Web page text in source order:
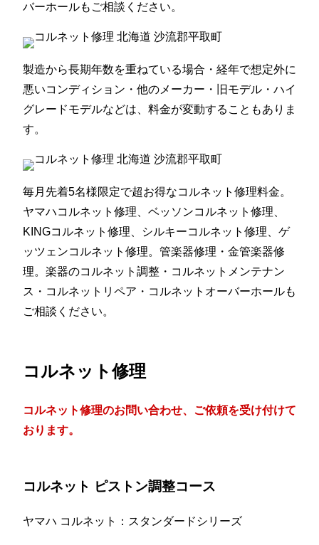
バーホールもご相談ください。
製造から長期年数を重ねている場合・経年で想定外に
悪いコンディション・他のメーカー・旧モデル・ハイ
グレードモデルなどは、料金が変動することもありま
す。
毎月先着5名様限定で超お得なコルネット修理料金。
ヤマハコルネット修理、ベッソンコルネット修理、
KINGコルネット修理、シルキーコルネット修理、ゲ
ッツェンコルネット修理。管楽器修理・金管楽器修
理。楽器のコルネット調整・コルネットメンテナン
ス・コルネットリペア・コルネットオーバーホールも
ご相談ください。
コルネット修理
コルネット修理のお問い合わせ、ご依頼を受け付けて
おります。
コルネット ピストン調整コース
ヤマハ コルネット：スタンダードシリーズ